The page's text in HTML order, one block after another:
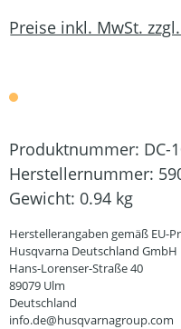
Preise inkl. MwSt.
Produktnummer: DC-
Herstellernummer:
Gewicht: 0.94 kg
Herstellerangaben gemäß EU-
Husqvarna Deutschland GmbH
Hans-Lorenser-Straße 40
89079 Ulm
Deutschland
info.de@husqvarnagroup.com